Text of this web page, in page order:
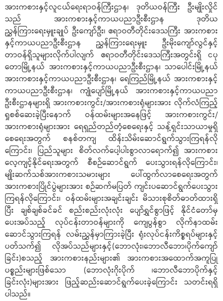
အားကစားနှင့်လူငယ်ရေးရာဝန်ကြီးဌာန၊ ဒုတိယဝန်ကြီး ဦးမျိုးလှိုင်
သည် အားကစားနှင့်ကာယပညာဦးစီးဌာန ဒုတိယ
ညွှန်ကြားရေးမှူးချုပ် ဦးကျော်ဦး၊ ဧရာဝတီတိုင်းဒေသကြီး အားကစား
နှင့်ကာယပညာဦးစီးဌာန ညွှန်ကြားရေးမှူး ဦးမိုးကျော်လွင်နှင့်
တာဝန်ရှိသူများလိုက်ပါလျက် ဧရာဝတီတိုင်းဒေသကြီးအတွင်းရှိ ငပု
တောမြို့နယ် အားကစားနှင့်ကာယပညာဦးစီးဌာန၊ သာပေါင်းမြို့နယ်
အားကစားနှင့်ကာယပညာဦးစီးဌာန၊ ရေကြည်မြို့နယ် အားကစားနှင့်
ကာယပညာဦးစီးဌာန၊ ကျုံပျော်မြို့နယ် အားကစားနှင့်ကာယပညာ
ဦးစီးဌာနများရှိ အားကစားကွင်း/အားကစားရုံများအား လိုက်လံကြည့်
ရှုစစ်ဆေးခဲ့ပြီးနောက် ဝန်ထမ်းများအနေဖြင့် အားကစားကွင်း/
အားကစားရုံများအား ရေရှည်တည်တံ့စေရေးနှင့် သန့်ရှင်းသာယာမှုရှိ
စေရေးအတွက် စနစ်တကျ ထိန်းသိမ်းဆောင်ရွက်သွားကြရန်လို
ကြောင်း၊ ပြည်သူများ စိတ်လက်ပေါ့ပါးစွာလာရောက်၍ အားကစား
လေ့ကျင့်နိုင်ရေးအတွက် စီစဉ်ဆောင်ရွက် ပေးသွားရန်လိုကြောင်း၊
မျိုးဆက်သစ်အားကစားသမားများ ပေါ်ထွက်လာစေရေးအတွက်
အားကစားပြိုင်ပွဲများအား စဉ်ဆက်မပြတ် ကျင်းပဆောင်ရွက်ပေးသွား
ကြရန်လိုကြောင်း၊ ဝန်ထမ်းများအချင်းချင်း မိသားစုစိတ်ဓာတ်ထားရှိ
ပြီး ချစ်ချစ်ခင်ခင် စည်းစည်းလုံးလုံး ပျော်ရွှင်စွာဖြင့် နိုင်ငံတော်မှ
ပေးအပ်သည့် လုပ်ငန်းတာဝန်များကို ကျေပွန်စွာ လိုက်နာထမ်း
ဆောင်သွားကြရန် လမ်းညွှန်မှာကြားခဲ့ပြီး ရုံးလုပ်ငန်းကိစ္စရပ်များနှင့်
ပတ်သက်၍ လိုအပ်သည်များနှင့်(ဘောလုံး၊ဘောလီဘော၊ပိုက်ကျော်
ခြင်း)စသည့် အားကစားနည်းများ၏ အားကစားအထောက်အကူပြု
ပစ္စည်းများဖြစ်သော (ဘောလုံးဂိုးပိုက် ၊ဘောလီဘောပိုက်နှင့်
ခြင်းလုံး)များအား ဖြည့်ဆည်းဆောင်ရွက်ပေးခဲ့ကြောင်း သတင်းရရှိ
ပါသည်။